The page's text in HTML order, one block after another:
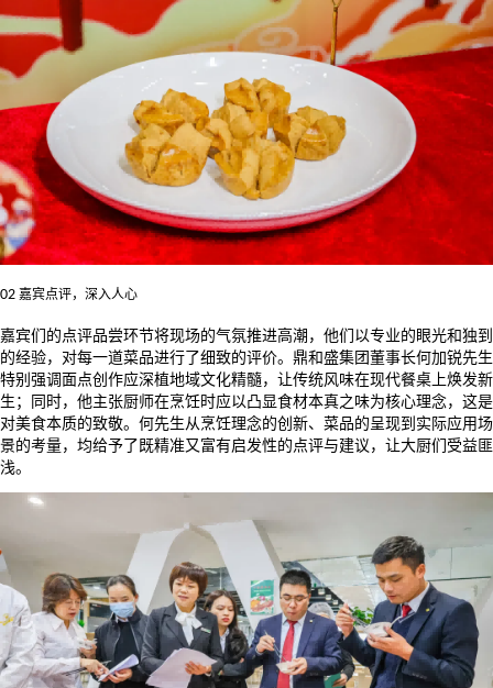
02 嘉宾点评，深入人心
嘉宾们的点评品尝环节将现场的气氛推进高潮，他们以专业的眼光和独到
的经验，对每一道菜品进行了细致的评价。鼎和盛集团董事长何加锐先生
特别强调面点创作应深植地域文化精髓，让传统风味在现代餐桌上焕发新
生；同时，他主张厨师在烹饪时应以凸显食材本真之味为核心理念，这是
对美食本质的致敬。何先生从烹饪理念的创新、菜品的呈现到实际应用场
景的考量，均给予了既精准又富有启发性的点评与建议，让大厨们受益匪
浅。